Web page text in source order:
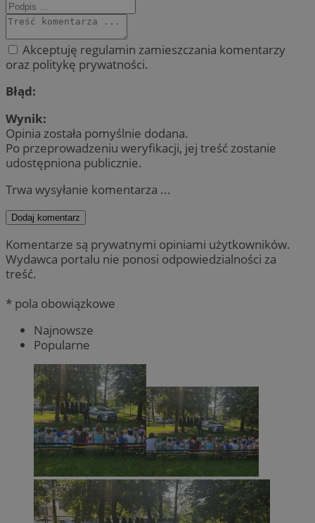
Akceptuję regulamin zamieszczania komentarzy
oraz politykę prywatności.
Błąd:
Wynik:
Opinia została pomyślnie dodana.
Po przeprowadzeniu weryfikacji, jej treść zostanie
udostępniona publicznie.
Trwa wysyłanie komentarza ...
Dodaj komentarz
Komentarze są prywatnymi opiniami użytkowników.
Wydawca portalu nie ponosi odpowiedzialności za
treść.
* pola obowiązkowe
Najnowsze
Popularne